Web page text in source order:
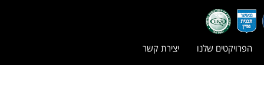
הפרויקטים שלנו יצירת קשר